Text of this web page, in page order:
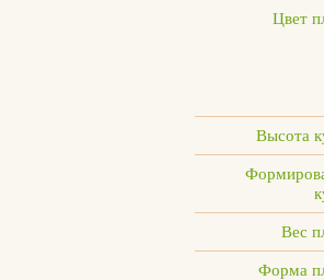
Цвет
Высота
Вес
Форма